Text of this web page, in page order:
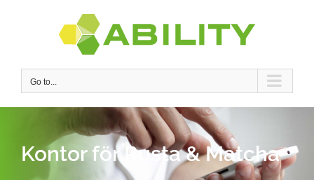
Go to...
Kontor för Rusta & Matcha